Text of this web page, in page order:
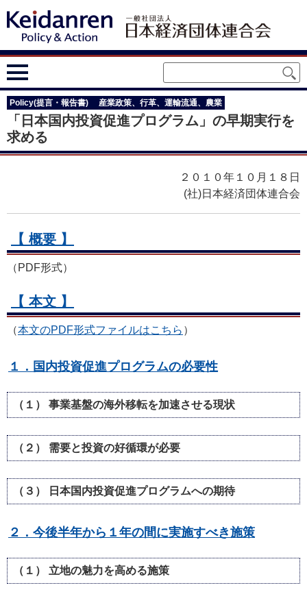
Policy(提言・報告書) 産業政策、行革、運輸流通、農業
「日本国内投資促進プログラム」の早期実行を
求める
２０１０年１０月１８日
(社)日本経済団体連合会
【 概要 】
（PDF形式）
【 本文 】
（本文のPDF形式ファイルはこちら ）
１．国内投資促進プログラムの必要性
（１） 事業基盤の海外移転を加速させる現状
（２） 需要と投資の好循環が必要
（３） 日本国内投資促進プログラムへの期待
２．今後半年から１年の間に実施すべき施策
（１） 立地の魅力を高める施策